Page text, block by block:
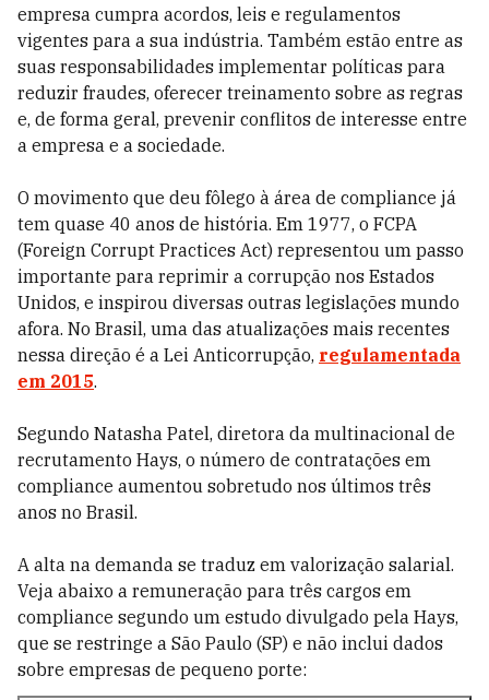
empresa cumpra acordos, leis e regulamentos
vigentes para a sua indústria. Também estão entre as
suas responsabilidades implementar políticas para
reduzir fraudes, oferecer treinamento sobre as regras
e, de forma geral, prevenir conflitos de interesse entre
a empresa e a sociedade.
O movimento que deu fôlego à área de compliance já
tem quase 40 anos de história. Em 1977, o FCPA
(Foreign Corrupt Practices Act) representou um passo
importante para reprimir a corrupção nos Estados
Unidos, e inspirou diversas outras legislações mundo
afora. No Brasil, uma das atualizações mais recentes
nessa direção é a Lei Anticorrupção, regulamentada
em 2015.
Segundo Natasha Patel, diretora da multinacional de
recrutamento Hays, o número de contratações em
compliance aumentou sobretudo nos últimos três
anos no Brasil.
A alta na demanda se traduz em valorização salarial.
Veja abaixo a remuneração para três cargos em
compliance segundo um estudo divulgado pela Hays,
que se restringe a São Paulo (SP) e não inclui dados
sobre empresas de pequeno porte: